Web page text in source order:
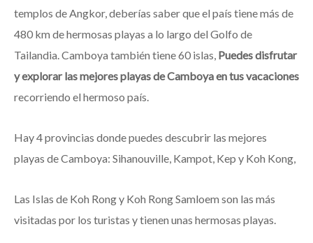
templos de Angkor, deberías saber que el país tiene más de
480 km de hermosas playas a lo largo del Golfo de
Tailandia. Camboya también tiene 60 islas, Puedes disfrutar
y explorar las mejores playas de Camboya en tus vacaciones
recorriendo el hermoso país.
Hay 4 provincias donde puedes descubrir las mejores
playas de Camboya: Sihanouville, Kampot, Kep y Koh Kong,
Las Islas de Koh Rong y Koh Rong Samloem son las más
visitadas por los turistas y tienen unas hermosas playas.